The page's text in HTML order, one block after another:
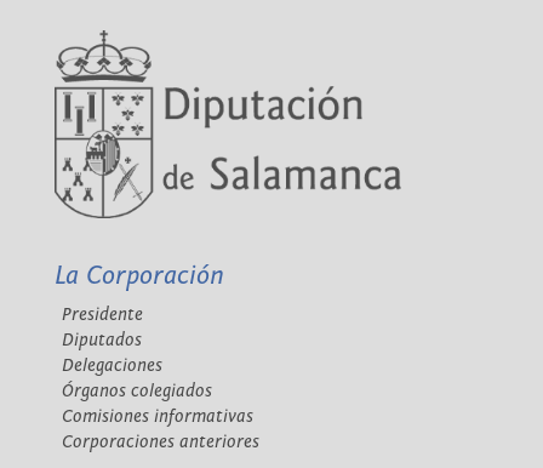
La Corporación
Presidente
Diputados
Delegaciones
Órganos colegiados
Comisiones informativas
Corporaciones anteriores